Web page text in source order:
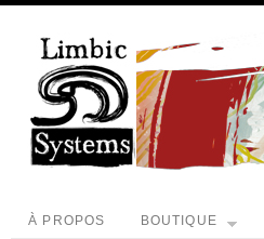
À PROPOS BOUTIQUE